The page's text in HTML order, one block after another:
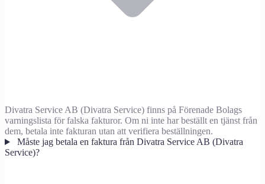
Divatra Service AB (Divatra Service) finns på Förenade Bolags
varningslista för falska fakturor. Om ni inte har beställt en tjänst från
dem, betala inte fakturan utan att verifiera beställningen.
Måste jag betala en faktura från Divatra Service AB (Divatra
Service)?